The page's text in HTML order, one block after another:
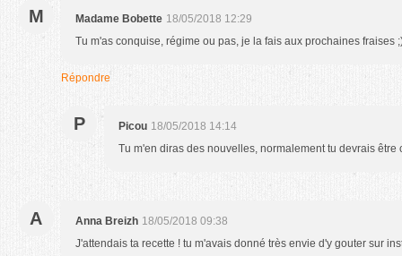
M Madame Bobette 18/05/2018 12:29
Tu m'as conquise, régime ou pas, je la fais aux prochaines fraises
Répondre
P Picou 18/05/2018 14:14
Tu m'en diras des nouvelles, normalement tu devrais être
A Anna Breizh 18/05/2018 09:38
J'attendais ta recette ! tu m'avais donné très envie d'y gouter sur